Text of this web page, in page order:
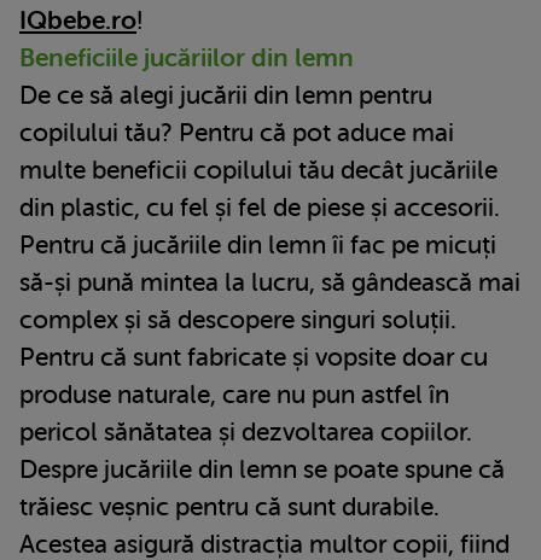
IQbebe.ro!
Beneficiile jucăriilor din lemn
De ce să alegi jucării din lemn pentru
copilului tău? Pentru că pot aduce mai
multe beneficii copilului tău decât jucăriile
din plastic, cu fel și fel de piese și accesorii.
Pentru că jucăriile din lemn îi fac pe micuți
să-și pună mintea la lucru, să gândească mai
complex și să descopere singuri soluții.
Pentru că sunt fabricate și vopsite doar cu
produse naturale, care nu pun astfel în
pericol sănătatea și dezvoltarea copiilor.
Despre jucăriile din lemn se poate spune că
trăiesc veșnic pentru că sunt durabile.
Acestea asigură distracția multor copii, fiind